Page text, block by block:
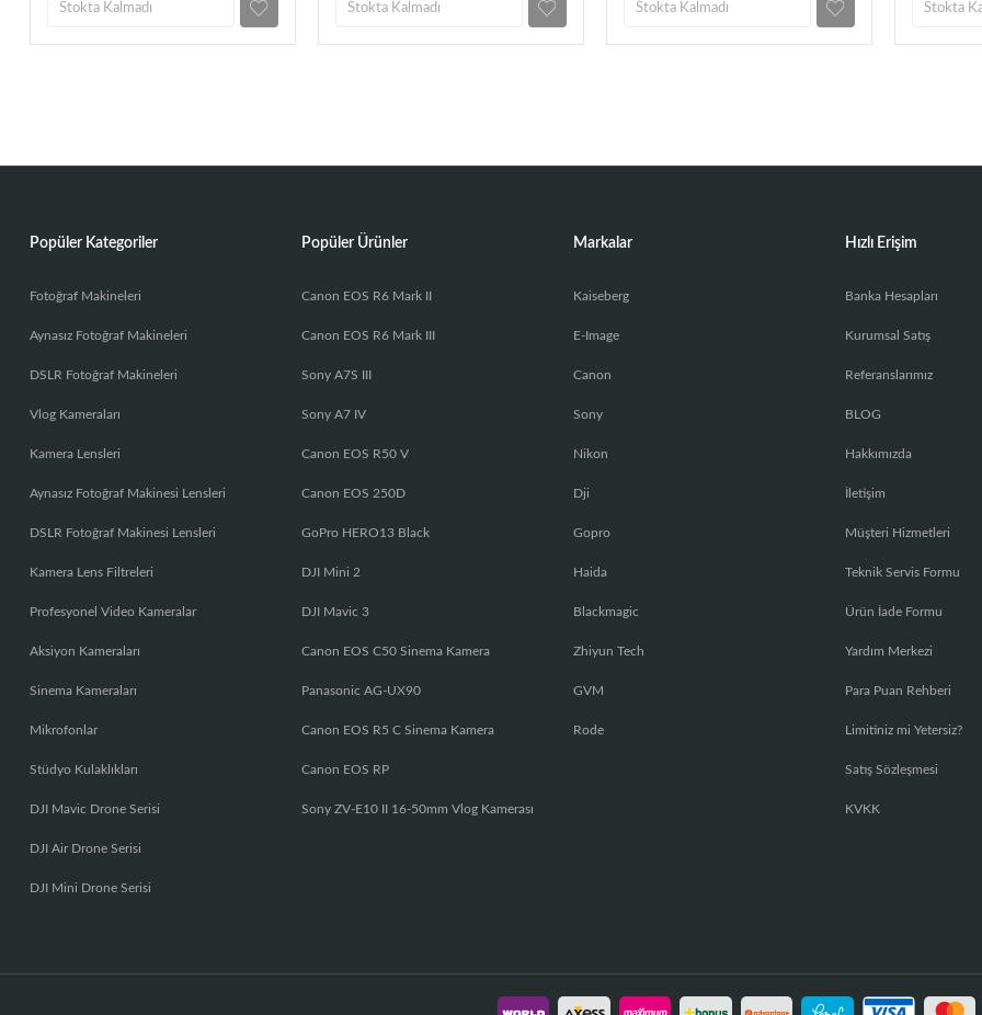
Stokta Kalmadı Stokta Kalmadı Stokta Kalmadı Stokta
Popüler Kategoriler
Fotoğraf Makineleri
Aynasız Fotoğraf Makineleri
DSLR Fotoğraf Makineleri
Vlog Kameraları
Kamera Lensleri
Aynasız Fotoğraf Makinesi Lensleri
DSLR Fotoğraf Makinesi Lensleri
Kamera Lens Filtreleri
Profesyonel Video Kameralar
Aksiyon Kameraları
Sinema Kameraları
Mikrofonlar
Stüdyo Kulaklıkları
DJI Mavic Drone Serisi
DJI Air Drone Serisi
DJI Mini Drone Serisi
Popüler Ürünler
Canon EOS R6 Mark II
Canon EOS R6 Mark III
Sony A7S III
Sony A7 IV
Canon EOS R50 V
Canon EOS 250D
GoPro HERO13 Black
DJI Mini 2
DJI Mavic 3
Canon EOS C50 Sinema Kamera
Panasonic AG-UX90
Canon EOS R5 C Sinema Kamera
Canon EOS RP
Sony ZV-E10 II 16-50mm Vlog Kamerası
Markalar
Kaiseberg
E-Image
Canon
Sony
Nikon
Dji
Gopro
Haida
Blackmagic
Zhiyun Tech
GVM
Rode
Hızlı Erişim
Banka Hesapları
Kurumsal Satış
Referanslarımız
BLOG
Hakkımızda
İletişim
Müşteri Hizmetleri
Teknik Servis Formu
Ürün İade Formu
Yardım Merkezi
Para Puan Rehberi
Limitiniz mi Yetersiz?
Satış Sözleşmesi
KVKK